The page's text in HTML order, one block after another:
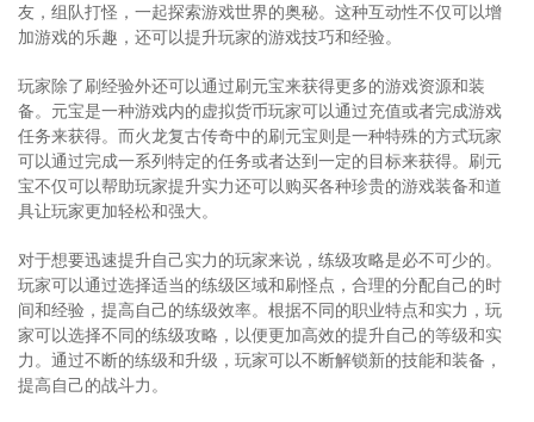
友，组队打怪，一起探索游戏世界的奥秘。这种互动性不仅可以增
加游戏的乐趣，还可以提升玩家的游戏技巧和经验。
玩家除了刷经验外还可以通过刷元宝来获得更多的游戏资源和装
备。元宝是一种游戏内的虚拟货币玩家可以通过充值或者完成游戏
任务来获得。而火龙复古传奇中的刷元宝则是一种特殊的方式玩家
可以通过完成一系列特定的任务或者达到一定的目标来获得。刷元
宝不仅可以帮助玩家提升实力还可以购买各种珍贵的游戏装备和道
具让玩家更加轻松和强大。
对于想要迅速提升自己实力的玩家来说，练级攻略是必不可少的。
玩家可以通过选择适当的练级区域和刷怪点，合理的分配自己的时
间和经验，提高自己的练级效率。根据不同的职业特点和实力，玩
家可以选择不同的练级攻略，以便更加高效的提升自己的等级和实
力。通过不断的练级和升级，玩家可以不断解锁新的技能和装备，
提高自己的战斗力。